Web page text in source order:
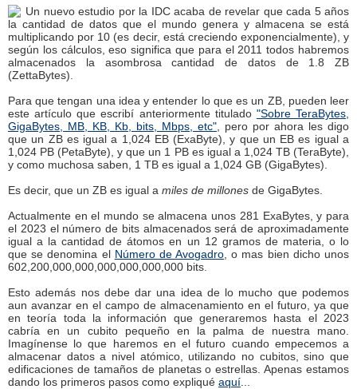
Un nuevo estudio por la IDC acaba de revelar que cada 5 años
la cantidad de datos que el mundo genera y almacena se está
multiplicando por 10 (es decir, está creciendo exponencialmente), y
según los cálculos, eso significa que para el 2011 todos habremos
almacenados la asombrosa cantidad de datos de 1.8 ZB
(ZettaBytes).
Para que tengan una idea y entender lo que es un ZB, pueden leer
este artículo que escribí anteriormente titulado "Sobre TeraBytes,
GigaBytes, MB, KB, Kb, bits, Mbps, etc" , pero por ahora les digo
que un ZB es igual a 1,024 EB (ExaByte), y que un EB es igual a
1,024 PB (PetaByte), y que un 1 PB es igual a 1,024 TB (TeraByte),
y como muchosa saben, 1 TB es igual a 1,024 GB (GigaBytes).
Es decir, que un ZB es igual a miles de millones de GigaBytes.
Actualmente en el mundo se almacena unos 281 ExaBytes, y para
el 2023 el número de bits almacenados será de aproximadamente
igual a la cantidad de átomos en un 12 gramos de materia, o lo
que se denomina el Número de Avogadro , o mas bien dicho unos
602,200,000,000,000,000,000,000 bits.
Esto además nos debe dar una idea de lo mucho que podemos
aun avanzar en el campo de almacenamiento en el futuro, ya que
en teoría toda la información que generaremos hasta el 2023
cabría en un cubito pequeño en la palma de nuestra mano.
Imagínense lo que haremos en el futuro cuando empecemos a
almacenar datos a nivel atómico, utilizando no cubitos, sino que
edificaciones de tamaños de planetas o estrellas. Apenas estamos
dando los primeros pasos como expliqué aquí